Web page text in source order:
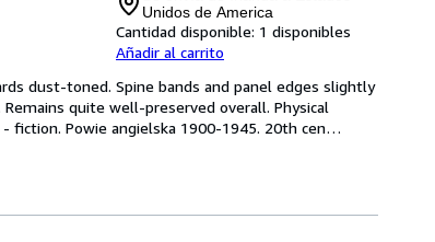
Unidos de America
Cantidad disponible: 1 disponibles
Añadir al carrito
dust-toned. Spine bands and panel edges slightly
quite well-preserved overall. Physical
fiction. Powie angielska 1900-1945. 20th cen…